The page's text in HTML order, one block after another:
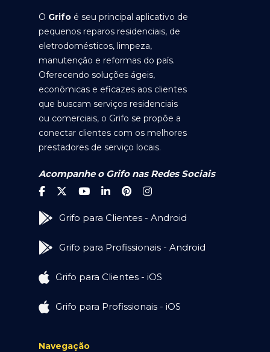
O Grifo é seu principal aplicativo de
pequenos reparos residenciais, de
eletrodomésticos, limpeza,
manutenção e reformas do país.
Oferecendo soluções ágeis,
econômicas e eficazes aos clientes
que buscam serviços residenciais
ou comerciais, o Grifo se propõe a
conectar clientes com os melhores
prestadores de serviço locais.
Acompanhe o Grifo nas Redes Sociais
Grifo para Clientes - Android
Grifo para Profissionais - Android
Grifo para Clientes - iOS
Grifo para Profissionais - iOS
Navegação